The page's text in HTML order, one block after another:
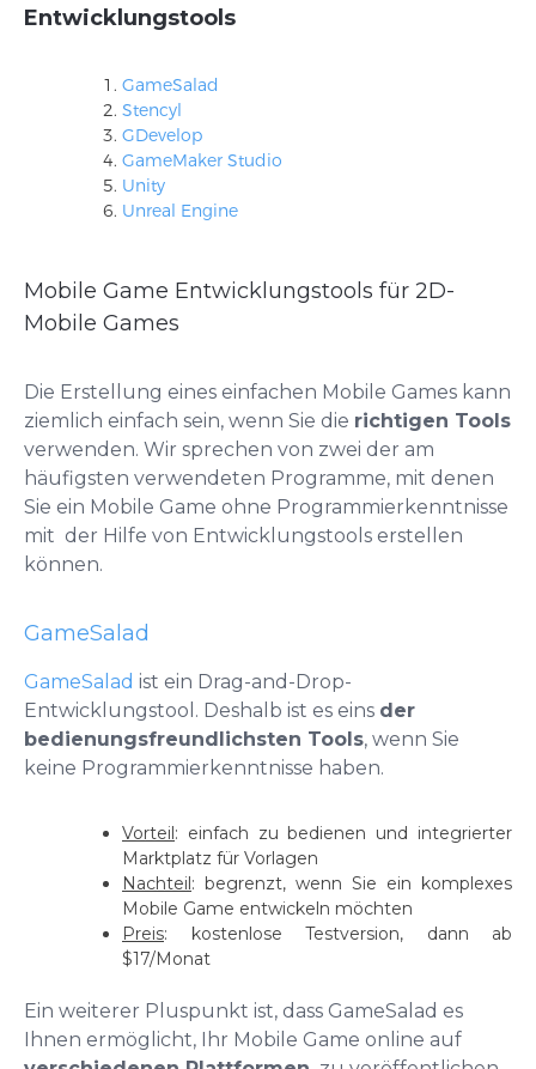
Entwicklungstools
GameSalad
Stencyl
GDevelop
GameMaker Studio
Unity
Unreal Engine
Mobile Game Entwicklungstools für 2D-
Mobile Games
Die Erstellung eines einfachen Mobile Games kann
ziemlich einfach sein, wenn Sie die richtigen Tools
verwenden. Wir sprechen von zwei der am
häufigsten verwendeten Programme, mit denen
Sie ein Mobile Game ohne Programmierkenntnisse
mit der Hilfe von Entwicklungstools erstellen
können.
GameSalad
GameSalad ist ein Drag-and-Drop-
Entwicklungstool. Deshalb ist es eins der
bedienungsfreundlichsten Tools, wenn Sie
keine Programmierkenntnisse haben.
Vorteil: einfach zu bedienen und integrierter
Marktplatz für Vorlagen
Nachteil: begrenzt, wenn Sie ein komplexes
Mobile Game entwickeln möchten
Preis: kostenlose Testversion, dann ab
$17/Monat
Ein weiterer Pluspunkt ist, dass GameSalad es
Ihnen ermöglicht, Ihr Mobile Game online auf